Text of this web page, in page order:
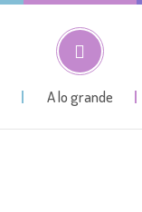
A lo grande